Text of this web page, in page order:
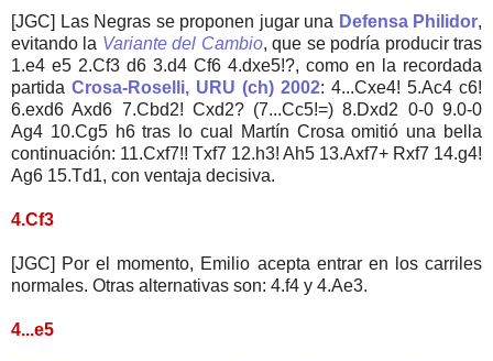
[JGC] Las Negras se proponen jugar una Defensa Philidor,
evitando la Variante del Cambio, que se podría producir tras
1.e4 e5 2.Cf3 d6 3.d4 Cf6 4.dxe5!?, como en la recordada
partida Crosa-Roselli, URU (ch) 2002: 4...Cxe4! 5.Ac4 c6!
6.exd6 Axd6 7.Cbd2! Cxd2? (7...Cc5!=) 8.Dxd2 0-0 9.0-0
Ag4 10.Cg5 h6 tras lo cual Martín Crosa omitió una bella
continuación: 11.Cxf7!! Txf7 12.h3! Ah5 13.Axf7+ Rxf7 14.g4!
Ag6 15.Td1, con ventaja decisiva.
4.Cf3
[JGC] Por el momento, Emilio acepta entrar en los carriles
normales. Otras alternativas son: 4.f4 y 4.Ae3.
4...e5